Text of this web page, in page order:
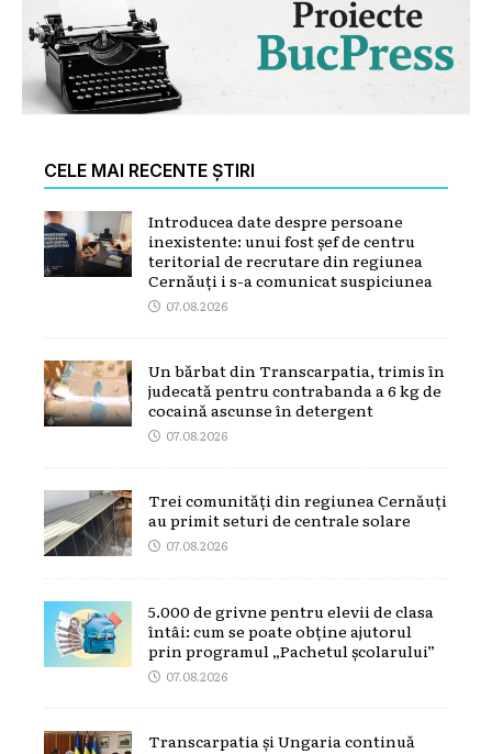
CELE MAI RECENTE ȘTIRI
Introducea date despre persoane
inexistente: unui fost șef de centru
teritorial de recrutare din regiunea
Cernăuți i s-a comunicat suspiciunea
07.08.2026
Un bărbat din Transcarpatia, trimis în
judecată pentru contrabanda a 6 kg de
cocaină ascunse în detergent
07.08.2026
Trei comunități din regiunea Cernăuți
au primit seturi de centrale solare
07.08.2026
5.000 de grivne pentru elevii de clasa
întâi: cum se poate obține ajutorul
prin programul „Pachetul școlarului”
07.08.2026
Transcarpatia și Ungaria continuă